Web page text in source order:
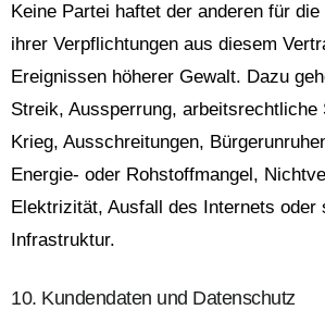
Keine Partei haftet der anderen für
ihrer Verpflichtungen aus diesem
Ereignissen höherer Gewalt. Dazu
Streik, Aussperrung, arbeitsrechtliche
Krieg, Ausschreitungen,
Energie- oder Rohstoffmangel,
Elektrizität, Ausfall des Internets oder
Infrastruktur.
10. Kundendaten und Datenschutz